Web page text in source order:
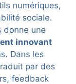
numériques,
sociale.
donne une
innovant
Dans les
par des
feedback